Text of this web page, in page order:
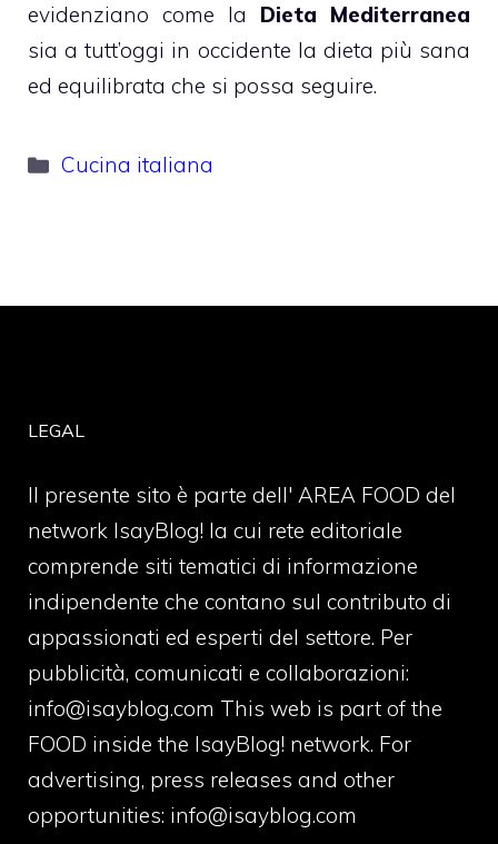
evidenziano come la Dieta Mediterranea
sia a tutt’oggi in occidente la dieta più sana
ed equilibrata che si possa seguire.
Categorie
Cucina italiana
LEGAL
Il presente sito è parte dell' AREA FOOD del
network IsayBlog! la cui rete editoriale
comprende siti tematici di informazione
indipendente che contano sul contributo di
appassionati ed esperti del settore. Per
pubblicità, comunicati e collaborazioni:
info@isayblog.com This web is part of the
FOOD inside the IsayBlog! network. For
advertising, press releases and other
opportunities: info@isayblog.com